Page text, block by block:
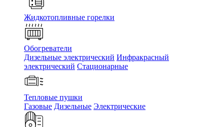
Жидкотопливные горелки
Обогреватели
Дизельные электрический Инфракрасный
электрический Стационарные
Тепловые пушки
Газовые Дизельные Электрические